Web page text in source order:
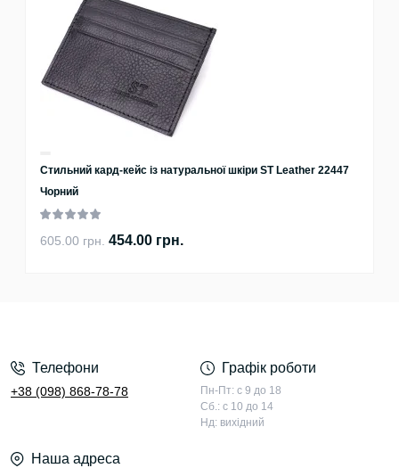
Стильний кард-кейс із натуральної шкіри ST Leather 22447
Чорний
605.00 грн. 454.00 грн.
Телефони
+38 (098) 868-78-78
Графік роботи
Пн-Пт: с 9 до 18
Сб.: с 10 до 14
Нд: вихідний
Наша адреса